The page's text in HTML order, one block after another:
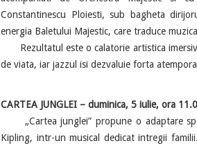
Constantinescu Ploiesti, sub bagheta
energia Baletului Majestic, care traduce
Rezultatul este o calatorie artistica
de viata, iar jazzul isi dezvaluie forta
CARTEA JUNGLEI – duminica, 5 iulie, ora
„Cartea junglei” propune o adaptare
Kipling, intr-un musical dedicat intregii